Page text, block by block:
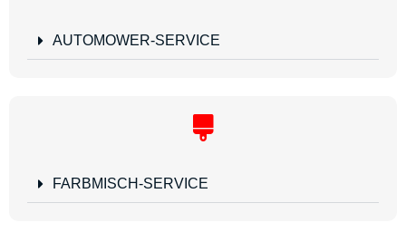
AUTOMOWER-SERVICE
FARBMISCH-SERVICE